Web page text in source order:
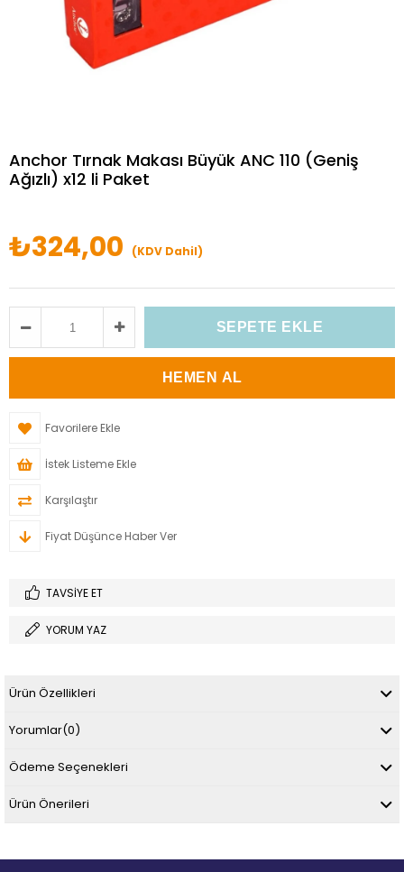
Anchor Tırnak Makası Büyük ANC 110 (Geniş
Ağızlı) x12 li Paket
₺324,00 (KDV Dahil)
Favorilere Ekle
İstek Listeme Ekle
Karşılaştır
Fiyat Düşünce Haber Ver
TAVSIYE ET
YORUM YAZ
Ürün Özellikleri
Yorumlar(0)
Ödeme Seçenekleri
Ürün Önerileri